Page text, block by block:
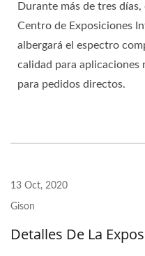
Durante más de tres
Centro de Exposiciones
albergará el espectro
calidad para
para pedidos directos.
13 Oct, 2020
Gison
Detalles De La